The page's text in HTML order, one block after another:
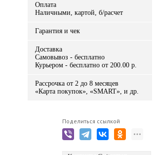
Оплата
Наличными, картой, б/расчет
Гарантия и чек
Доставка
Самовывоз - бесплатно
Курьером - бесплатно от 200.00 р.
Рассрочка от 2 до 8 месяцев
«Карта покупок», «SMART», и др.
Поделиться ссылкой